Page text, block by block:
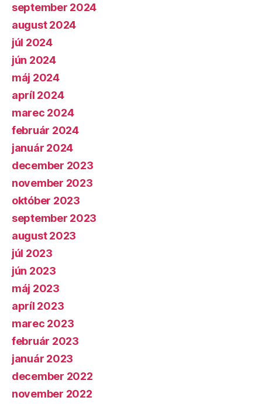
september 2024
august 2024
júl 2024
jún 2024
máj 2024
apríl 2024
marec 2024
február 2024
január 2024
december 2023
november 2023
október 2023
september 2023
august 2023
júl 2023
jún 2023
máj 2023
apríl 2023
marec 2023
február 2023
január 2023
december 2022
november 2022